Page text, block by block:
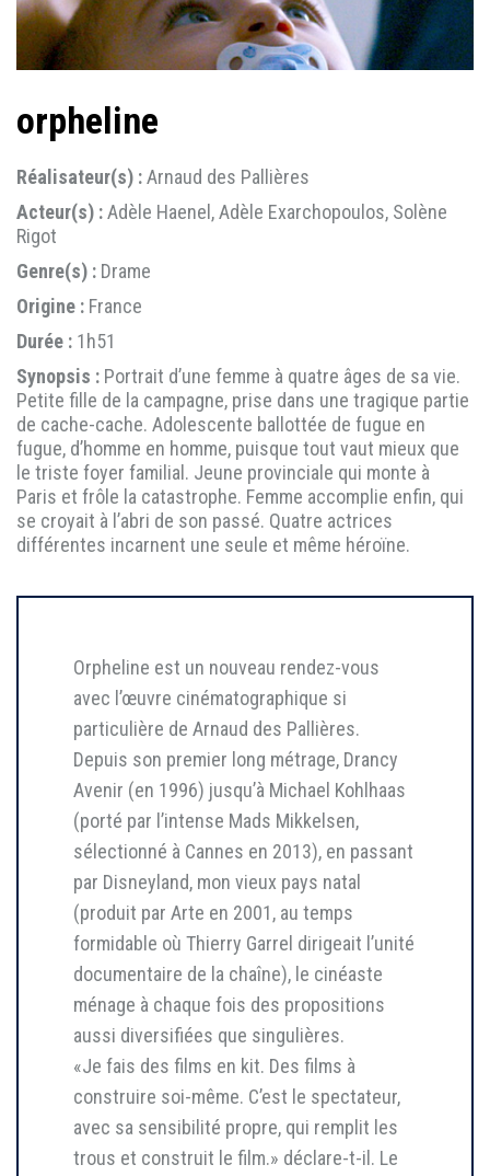
orpheline
Réalisateur(s) :Arnaud des Pallières
Acteur(s) :Adèle Haenel, Adèle Exarchopoulos, Solène
Rigot
Genre(s) : Drame
Origine : France
Durée : 1h51
Synopsis : Portrait d’une femme à quatre âges de sa vie.
Petite fille de la campagne, prise dans une tragique partie
de cache-cache. Adolescente ballottée de fugue en
fugue, d’homme en homme, puisque tout vaut mieux que
le triste foyer familial. Jeune provinciale qui monte à
Paris et frôle la catastrophe. Femme accomplie enfin, qui
se croyait à l’abri de son passé. Quatre actrices
différentes incarnent une seule et même héroïne.
Orpheline est un nouveau rendez-vous
avec l’œuvre cinématographique si
particulière de Arnaud des Pallières.
Depuis son premier long métrage, Drancy
Avenir (en 1996) jusqu’à Michael Kohlhaas
(porté par l’intense Mads Mikkelsen,
sélectionné à Cannes en 2013), en passant
par Disneyland, mon vieux pays natal
(produit par Arte en 2001, au temps
formidable où Thierry Garrel dirigeait l’unité
documentaire de la chaîne), le cinéaste
ménage à chaque fois des propositions
aussi diversifiées que singulières.
«Je fais des films en kit. Des films à
construire soi-même. C’est le spectateur,
avec sa sensibilité propre, qui remplit les
trous et construit le film.» déclare-t-il. Le